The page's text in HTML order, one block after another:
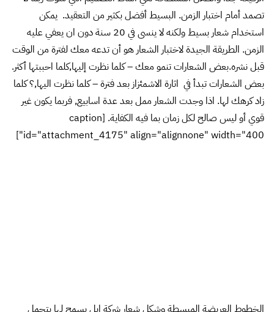
بعض الشعارات تبدأ في اثارة الاشمئزاز بعد فترة – كلما نظرت اليها,؟ كلما
زاد كرهك لها. اذا وجدت الشعار ممل بعد عدة اسابيع, فربما يكون غير
قوي أو ليس صالح لكل زمان بما فيه الكفاية. [caption
id="attachment_4175" align="alignnone" width="400"]
الخطوط العريضة المبسطة وشكل شعار شركة ابل يسمح لها
بتحمل اختبار الزمن.وبالتأكيد النموذج الأولي للشعار لن يكون مناسب
اليوم.[/caption]
من قبل, فانه ليس مميز بما فيه الكفاية وربما تكون علامة لجعل الشعار